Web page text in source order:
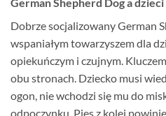
Dobrze socjalizowany German
wspaniałym towarzyszem dla
opiekuńczym i czujnym.
obu stronach. Dziecko musi
ogon, nie wchodzi się mu do
odpoczynku. Pies z kolei